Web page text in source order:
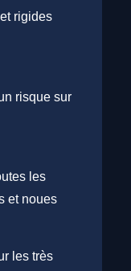
rigides
risque sur
les
et noues
les très